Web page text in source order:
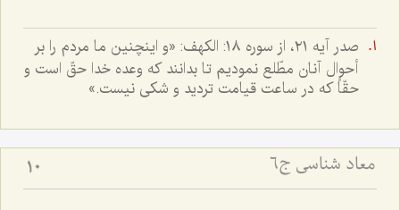
صدر آيه ٢١، از سوره ١٨: الکهف: «و اينچنين ما مردم را بر
أحوال آنان مطّلع نموديم تا بدانند که وعده خدا حقّ است و
حقّاً که در ساعت قيامت ترديد و شکى نيست.»
معاد شناسی ج6 10